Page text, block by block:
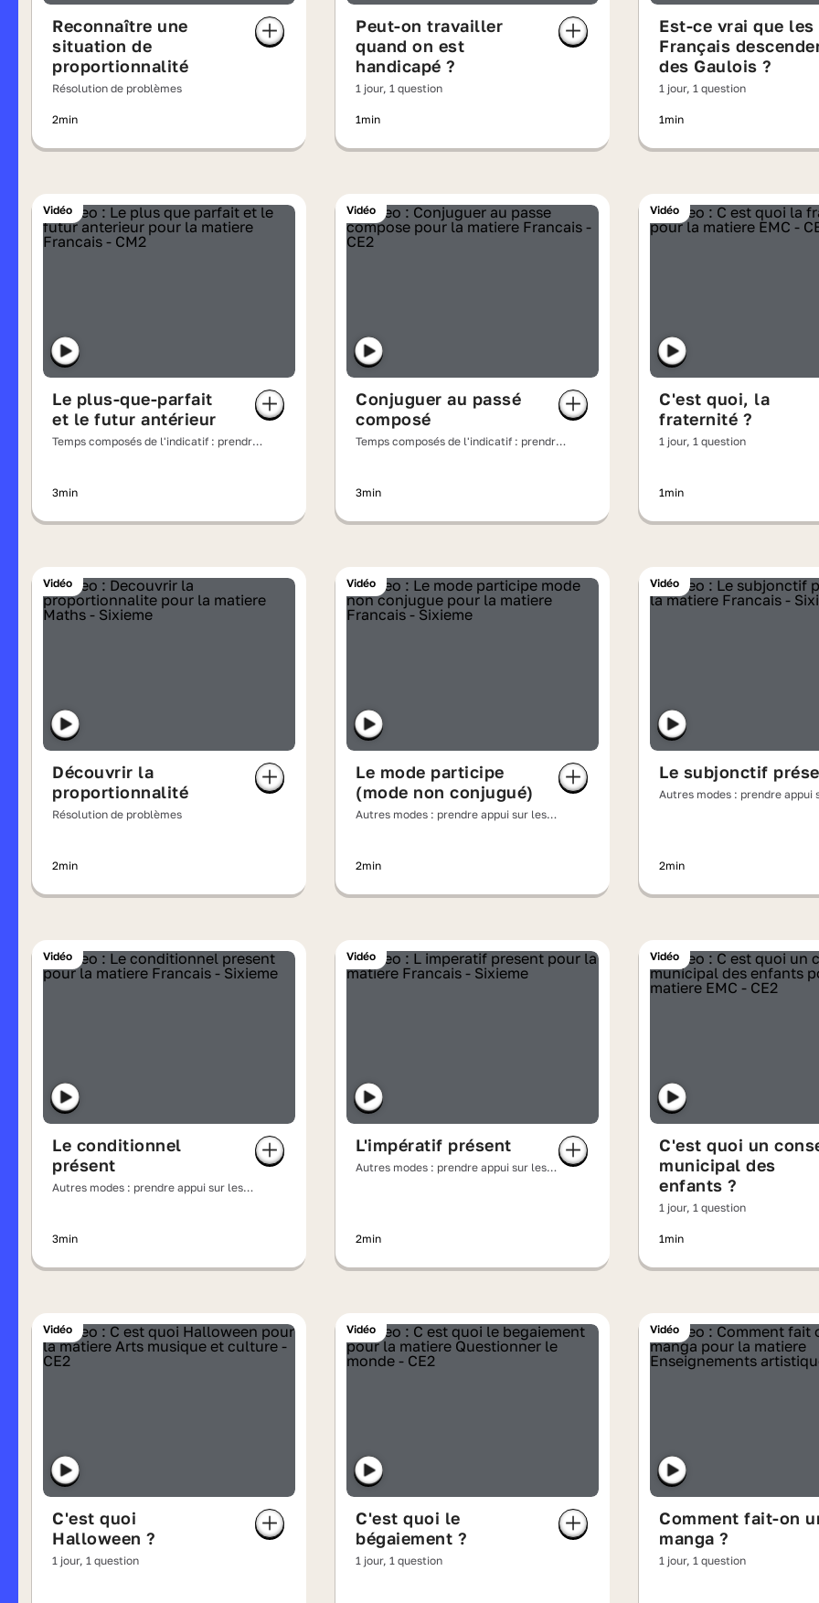
Reconnaître une
situation de
proportionnalité
Résolution de problèmes
2min
Peut-on travailler
quand on est
handicapé ?
1 jour, 1 question
1min
Est-ce vrai que les
Français
des Gaulois ?
1 jour, 1 question
1min
Vidéo
Le plus-que-parfait
et le futur antérieur
Temps composés de l'indicatif : prendre
3min
Vidéo
Conjuguer au passé
composé
Temps composés de l'indicatif : prendre
3min
Vidéo
C'est quoi, la
fraternité ?
1 jour, 1 question
1min
Vidéo
Découvrir la
proportionnalité
Résolution de problèmes
2min
Vidéo
Le mode participe
(mode non conjugué)
Autres modes : prendre appui sur les
2min
Vidéo
Le subjonctif
Autres modes : prendre appui
2min
Vidéo
Le conditionnel
présent
Autres modes : prendre appui sur les
3min
Vidéo
L'impératif présent
Autres modes : prendre appui sur les
2min
Vidéo
C'est quoi un
municipal des
enfants ?
1 jour, 1 question
1min
Vidéo
C'est quoi
Halloween ?
1 jour, 1 question
Vidéo
C'est quoi le
bégaiement ?
1 jour, 1 question
Vidéo
Comment fait-on
manga ?
1 jour, 1 question